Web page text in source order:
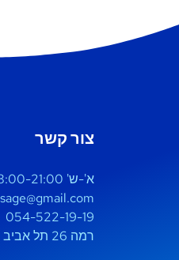
צור קשר
א'-ש' 8:00-21:00
054-522-19-19
רמה 26 תל אביב